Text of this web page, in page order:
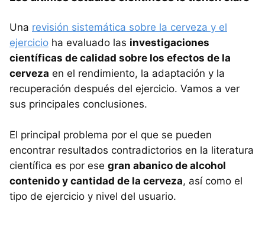
Una revisión sistemática sobre la cerveza y el
ejercicio ha evaluado las investigaciones
científicas de calidad sobre los efectos de la
cerveza en el rendimiento, la adaptación y la
recuperación después del ejercicio. Vamos a ver
sus principales conclusiones.
El principal problema por el que se pueden
encontrar resultados contradictorios en la literatura
científica es por ese gran abanico de alcohol
contenido y cantidad de la cerveza, así como el
tipo de ejercicio y nivel del usuario.